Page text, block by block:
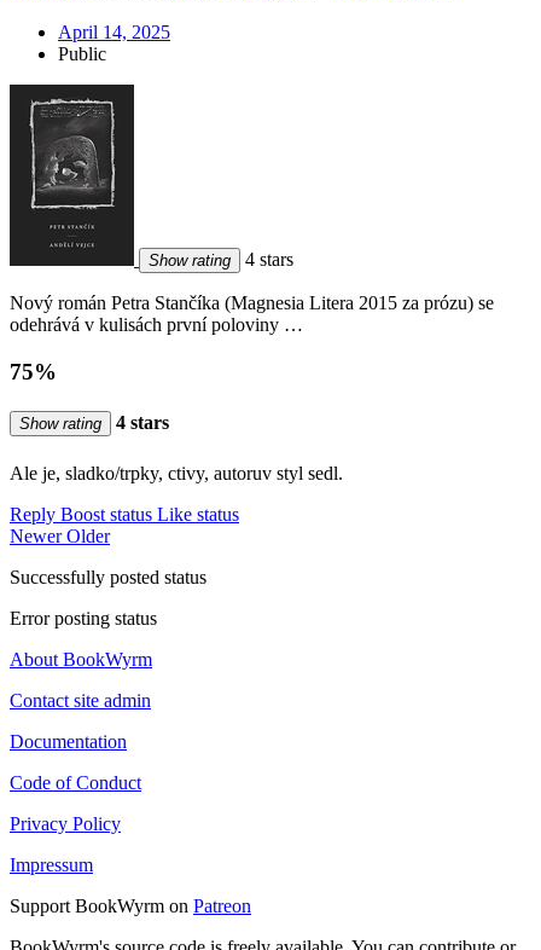
April 14, 2025
Public
Show rating 4 stars
Nový román Petra Stančíka (Magnesia Litera 2015 za prózu) se
odehrává v kulisách první poloviny …
75%
Show rating 4 stars
Ale je, sladko/trpky, ctivy, autoruv styl sedl.
Reply Boost status Like status
NewerOlder
Successfully posted status
Error posting status
About BookWyrm
Contact site admin
Documentation
Code of Conduct
Privacy Policy
Impressum
Support BookWyrm on Patreon